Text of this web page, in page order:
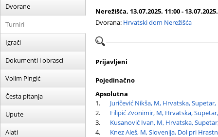
Dvorane
Turniri
Igrači
Dokumenti i obrasci
Volim Pingić
Česta pitanja
Upute
Alati
Nerežišća, 13.07.2025. 11:00 -
Dvorana: Hrvatski dom Nerežišća
Prijavljeni
Pojedinačno
Apsolutna
1.
Juričević Nikša, M, Hrvatska,
2.
Filipić Zvonimir, M, Hrvatska,
3.
Kusanović Ivan, M, Hrvatska,
4.
Knez Aleš, M, Slovenija, Dol pri